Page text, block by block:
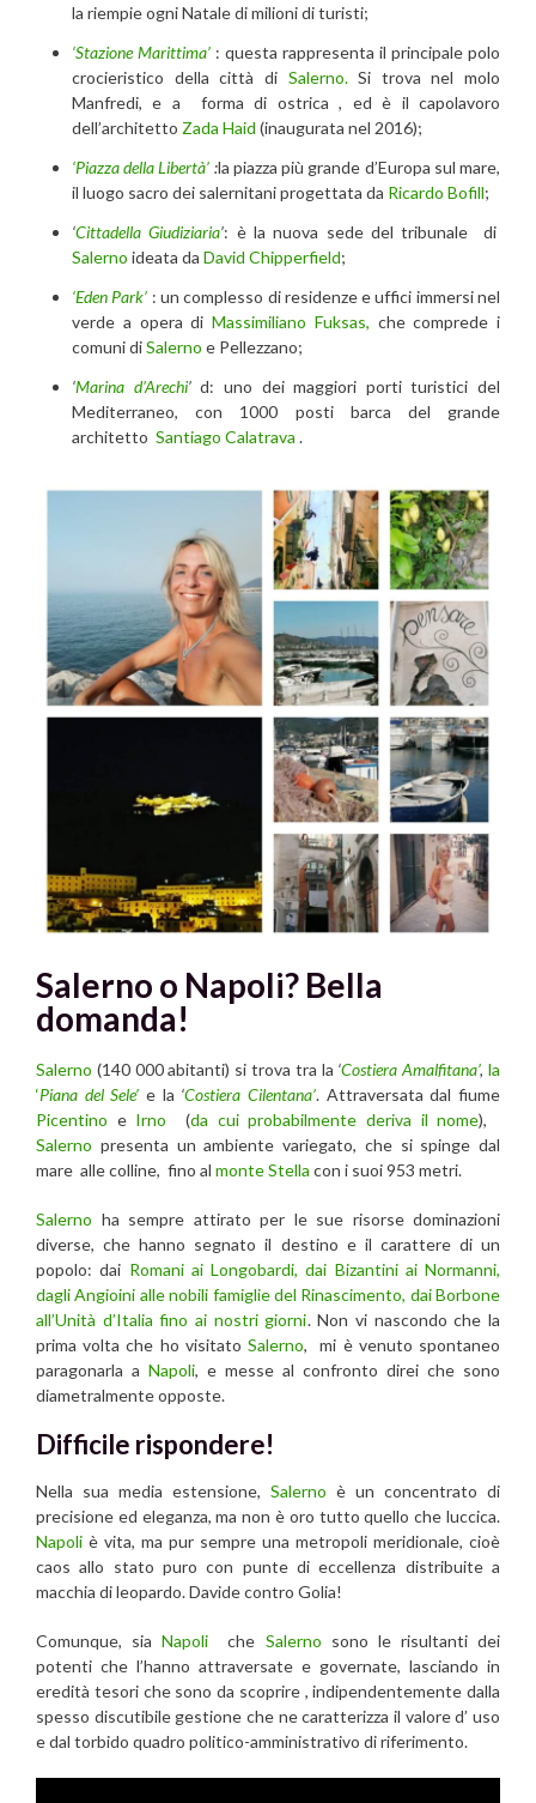
la riempie ogni Natale di milioni di turisti;
‘Stazione Marittima’ : questa rappresenta il principale polo
crocieristico della città di Salerno.Si trova nel molo
Manfredi, e a forma di ostrica , ed è il capolavoro
dell’architetto Zada Haid (inaugurata nel 2016);
‘Piazza della Libertà’ :la piazza più grande d’Europa sul mare,
il luogo sacro dei salernitani progettata da Ricardo Bofill;
‘Cittadella Giudiziaria’: è la nuova sede del tribunale di
Salerno ideata da David Chipperfield;
‘Eden Park’ : un complesso di residenze e uffici immersi nel
verde a opera di Massimiliano Fuksas, che comprede i
comuni diSalerno e Pellezzano;
‘Marina d’Arechi’d: uno dei maggiori porti turistici del
Mediterraneo, con 1000 posti barca del grande
architetto Santiago Calatrava .
Salerno o Napoli? Bella
domanda!
Salerno (140 000 abitanti) si trova tra la ‘Costiera Amalfitana’, la
‘Piana del Sele’ e la ‘Costiera Cilentana’. Attraversata dal fiume
Picentino e Irno (da cui probabilmente deriva il nome),
Salerno presenta un ambiente variegato, che si spinge dal
mare alle colline, fino al monte Stella con i suoi 953 metri.
Salerno ha sempre attirato per le sue risorse dominazioni
diverse, che hanno segnato il destino e il carattere di un
popolo: dai Romani ai Longobardi, dai Bizantini ai Normanni,
dagli Angioini alle nobili famiglie del Rinascimento, dai Borbone
all’Unità d’Italia fino ai nostri giorni. Non vi nascondo che la
prima volta che ho visitato Salerno, mi è venuto spontaneo
paragonarla a Napoli, e messe al confronto direi che sono
diametralmente opposte.
Difficile rispondere!
Nella sua media estensione, Salerno è un concentrato di
precisione ed eleganza, ma non è oro tutto quello che luccica.
Napoli è vita, ma pur sempre una metropoli meridionale, cioè
caos allo stato puro con punte di eccellenza distribuite a
macchia di leopardo. Davide contro Golia!
Comunque, siaNapoli che Salerno sono le risultanti dei
potenti che l’hanno attraversate e governate, lasciando in
eredità tesori che sono da scoprire , indipendentemente dalla
spesso discutibile gestione che ne caratterizza il valore d’ uso
e dal torbido quadro politico-amministrativo di riferimento.